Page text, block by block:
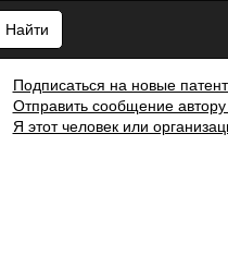
Найти
Подписаться на новые
Отправить сообщение автору
Я этот человек или